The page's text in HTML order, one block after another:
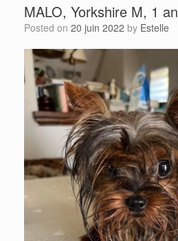
MALO, Yorkshire M, 1 an
Posted on 20 juin 2022 by Estelle